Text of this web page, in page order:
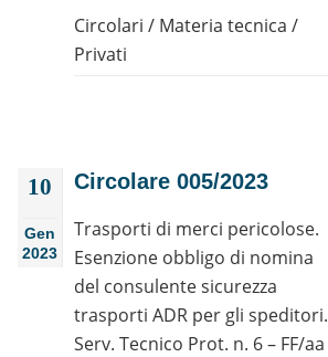
Circolari / Materia tecnica /
Privati
10
Gen
2023
Circolare 005/2023
Trasporti di merci pericolose.
Esenzione obbligo di nomina
del consulente sicurezza
trasporti ADR per gli speditori.
Serv. Tecnico Prot. n. 6 – FF/aa